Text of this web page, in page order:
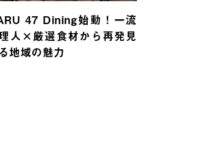
47 Dining始動！一流
人×厳選食材から再発見
地域の魅力